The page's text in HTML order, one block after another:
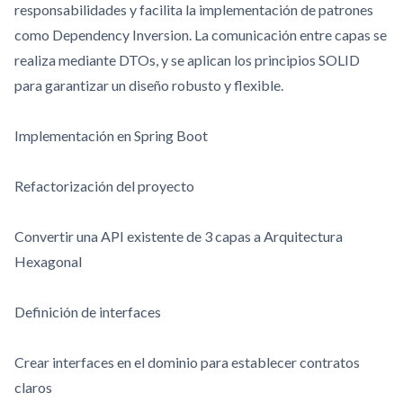
responsabilidades y facilita la implementación de patrones
como Dependency Inversion. La comunicación entre capas se
realiza mediante DTOs, y se aplican los principios SOLID
para garantizar un diseño robusto y flexible.
Implementación en Spring Boot
Refactorización del proyecto
Convertir una API existente de 3 capas a Arquitectura
Hexagonal
Definición de interfaces
Crear interfaces en el dominio para establecer contratos
claros